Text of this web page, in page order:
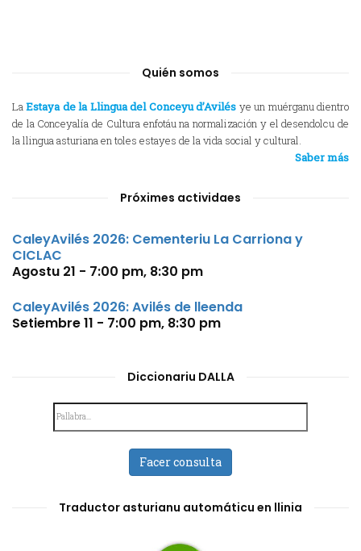
Quién somos
LaEstaya de la Llingua del Conceyu d’Avilés ye un muérganu dientro
de la Conceyalía de Cultura enfotáu na normalización y el desendolcu de
la llingua asturiana en toles estayes de la vida social y cultural.
Saber más
Próximes actividaes
CaleyAvilés 2026: Cementeriu La Carriona y
CICLAC
Agostu 21 - 7:00 pm, 8:30 pm
CaleyAvilés 2026: Avilés de lleenda
Setiembre 11 - 7:00 pm, 8:30 pm
Diccionariu DALLA
Facer consulta
Traductor asturianu automáticu en llinia